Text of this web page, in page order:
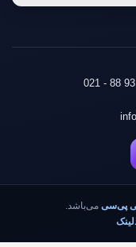
021 - 88
پی‌سی می‌باشد.